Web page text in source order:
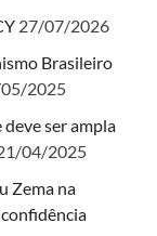
27/07/2026
Brasileiro
2025
ser ampla
04/2025
Zema na